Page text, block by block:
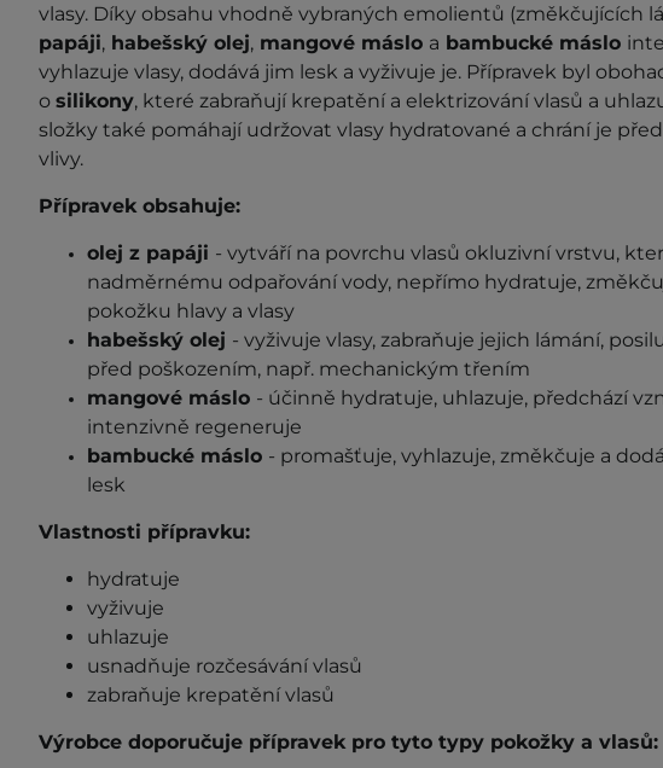
vlasy. Díky obsahu vhodně vybraných emolientů (změkčujících
papáji, habešský olej, mangové máslo a bambucké máslo
vyhlazuje vlasy, dodává jim lesk a vyživuje je. Přípravek byl
o silikony, které zabraňují krepatění a elektrizování vlasů a
složky také pomáhají udržovat vlasy hydratované a chrání je
vlivy.
Přípravek obsahuje:
olej z papáji - vytváří na povrchu vlasů okluzivní vrstvu,
nadměrnému odpařování vody, nepřímo hydratuje,
pokožku hlavy a vlasy
habešský olej - vyživuje vlasy, zabraňuje jejich lámání,
před poškozením, např. mechanickým třením
mangové máslo - účinně hydratuje, uhlazuje, předchází
intenzivně regeneruje
bambucké máslo - promašťuje, vyhlazuje, změkčuje a
lesk
Vlastnosti přípravku:
hydratuje
vyživuje
uhlazuje
usnadňuje rozčesávání vlasů
zabraňuje krepatění vlasů
Výrobce doporučuje přípravek pro tyto typy pokožky a vlasů: